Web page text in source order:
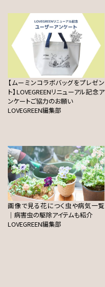
【ムーミンコラボバッグをプレゼン
ト】LOVEGREENリニューアル記念ア
ンケートご協力のお願い
LOVEGREEN編集部
画像で見る花につく虫や病気一覧
｜病害虫の駆除アイテムも紹介
LOVEGREEN編集部